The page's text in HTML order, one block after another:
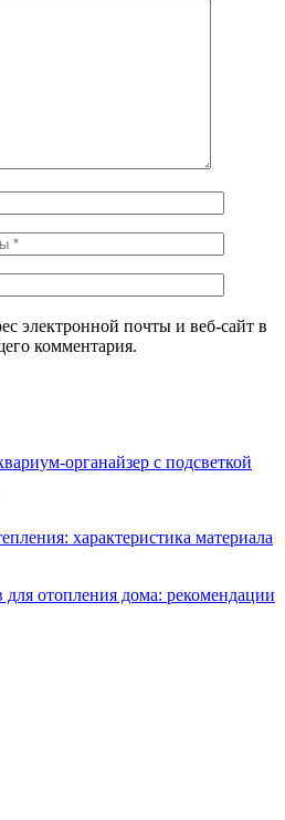
электронной почты и веб-сайт в
комментария.
органайзер с подсветкой
характеристика материала
отопления дома: рекомендации